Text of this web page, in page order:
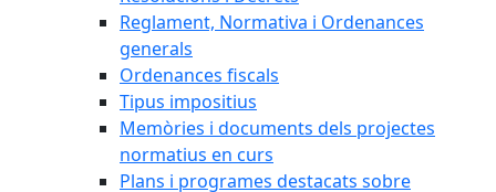
Reglament, Normativa i Ordenances
generals
Ordenances fiscals
Tipus impositius
Memòries i documents dels projectes
normatius en curs
Plans i programes destacats sobre